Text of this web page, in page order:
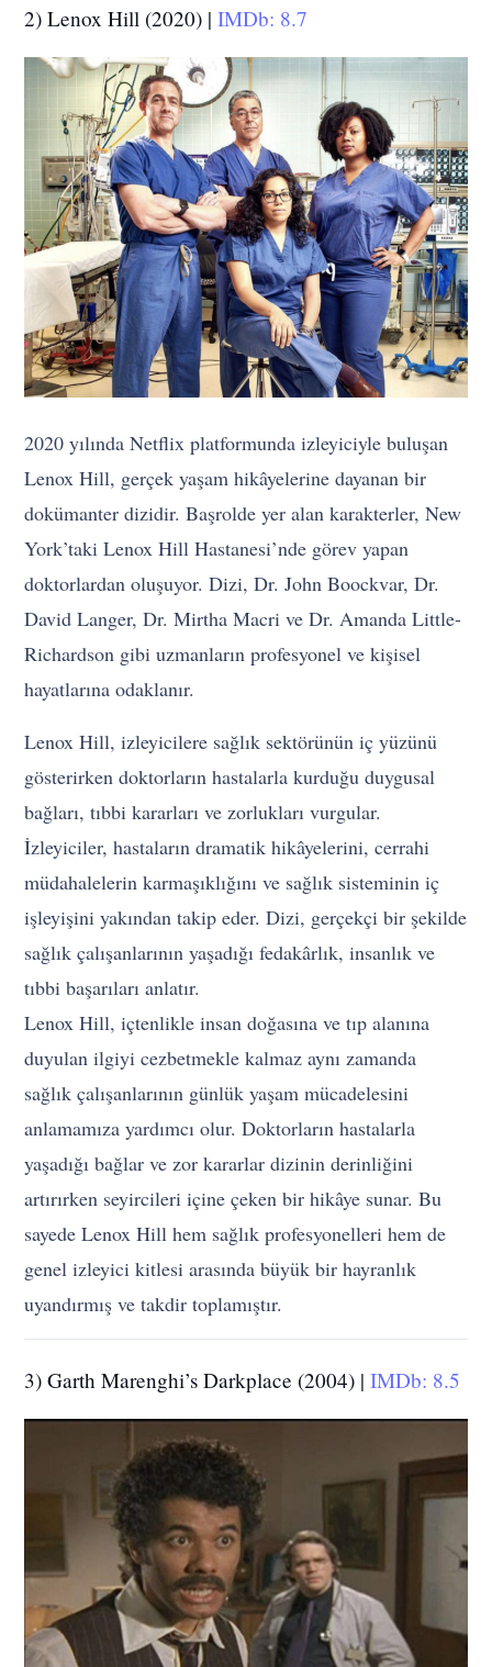
2) Lenox Hill (2020) |IMDb: 8.7
2020 yılında Netflix platformunda izleyiciyle buluşan
Lenox Hill, gerçek yaşam hikâyelerine dayanan bir
dokümanter dizidir. Başrolde yer alan karakterler, New
York’taki Lenox Hill Hastanesi’nde görev yapan
doktorlardan oluşuyor. Dizi, Dr. John Boockvar, Dr.
David Langer, Dr. Mirtha Macri ve Dr. Amanda Little-
Richardson gibi uzmanların profesyonel ve kişisel
hayatlarına odaklanır.
Lenox Hill, izleyicilere sağlık sektörünün iç yüzünü
gösterirken doktorların hastalarla kurduğu duygusal
bağları, tıbbi kararları ve zorlukları vurgular.
İzleyiciler, hastaların dramatik hikâyelerini, cerrahi
müdahalelerin karmaşıklığını ve sağlık sisteminin iç
işleyişini yakından takip eder. Dizi, gerçekçi bir şekilde
sağlık çalışanlarının yaşadığı fedakârlık, insanlık ve
tıbbi başarıları anlatır.
Lenox Hill, içtenlikle insan doğasına ve tıp alanına
duyulan ilgiyi cezbetmekle kalmaz aynı zamanda
sağlık çalışanlarının günlük yaşam mücadelesini
anlamamıza yardımcı olur. Doktorların hastalarla
yaşadığı bağlar ve zor kararlar dizinin derinliğini
artırırken seyircileri içine çeken bir hikâye sunar. Bu
sayede Lenox Hill hem sağlık profesyonelleri hem de
genel izleyici kitlesi arasında büyük bir hayranlık
uyandırmış ve takdir toplamıştır.
3) Garth Marenghi’s Darkplace (2004) |IMDb: 8.5